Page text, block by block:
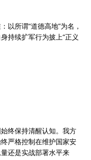
以所谓“道德高地”为名，
持续扩军行为披上“正义
终保持清醒认知。我方
严格控制在维护国家安
还是实战部署水平来